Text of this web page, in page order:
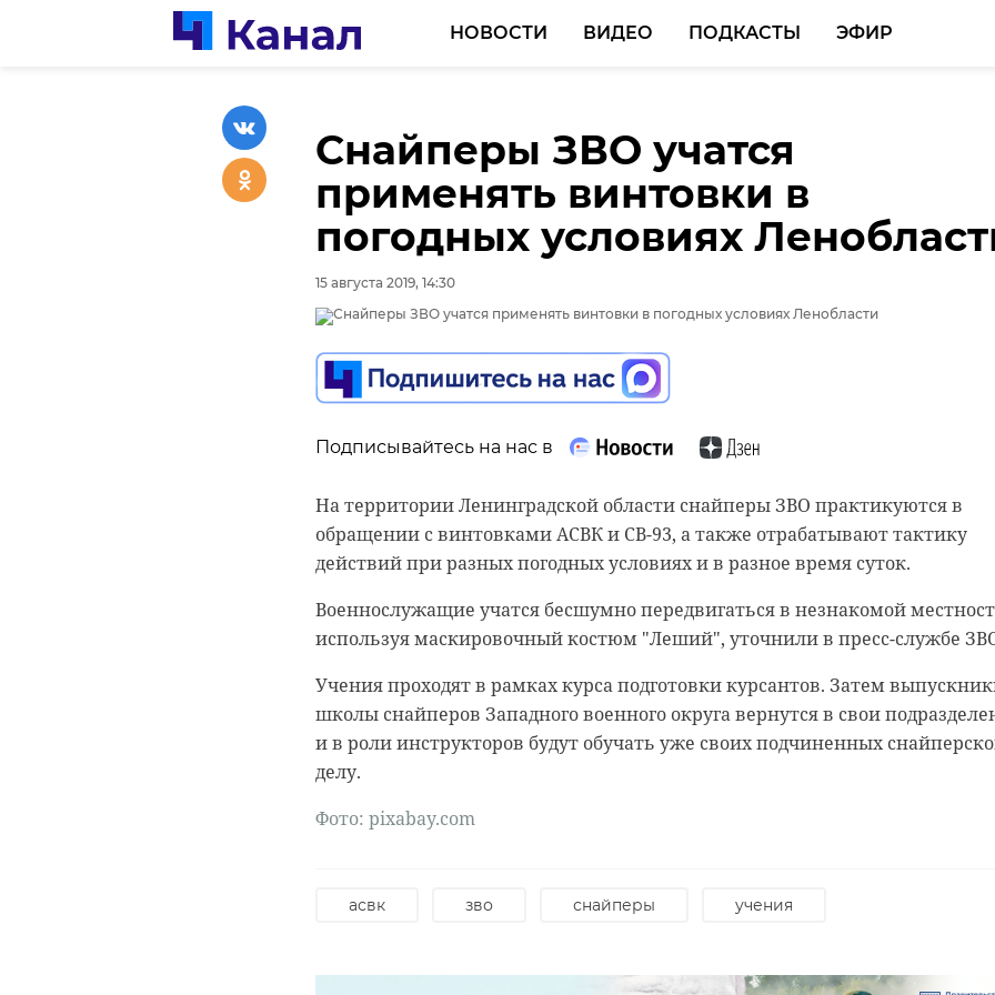
НОВОСТИ ВИДЕО ПОДКАСТЫ ЭФИР
Снайперы ЗВО учатся
применять винтовки в
погодных условиях
15 августа 2019, 14:30
Подписывайтесь на нас в
На территории Ленинградской области снайперы ЗВО практикуются в
обращении с винтовками АСВК и СВ-93, а также отрабатывают тактику
действий при разных погодных условиях и в разное время суток.
Военнослужащие учатся бесшумно передвигаться в незнакомой
используя маскировочный костюм "Леший", уточнили в пресс-службе
Учения проходят в рамках курса подготовки курсантов. Затем
школы снайперов Западного военного округа вернутся в свои
и в роли инструкторов будут обучать уже своих подчиненных
делу.
Фото: pixabay.com
асвк зво снайперы учения
0:00 / 0:00
В Белгородской области
журналист спас тонущую
20 января 2021, 21:06
0:00 / 0:00
В Гатчинском районе
добровольцы реставрируют
века